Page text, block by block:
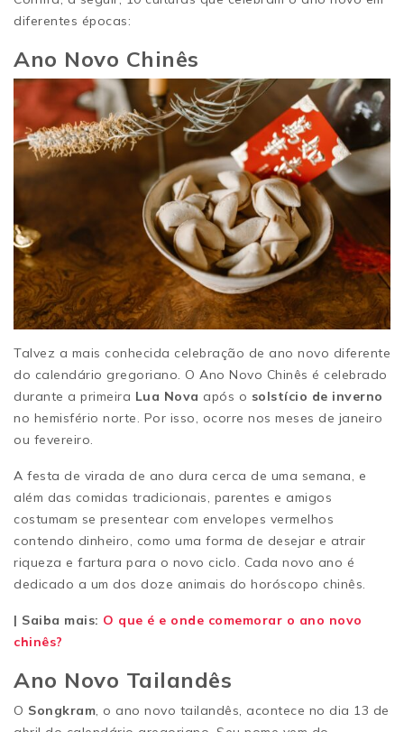
diferentes épocas:
Ano Novo Chinês
Talvez a mais conhecida celebração de ano novo diferente
do calendário gregoriano. O Ano Novo Chinês é celebrado
durante a primeira Lua Nova após o solstício de inverno
no hemisfério norte. Por isso, ocorre nos meses de janeiro
ou fevereiro.
A festa de virada de ano dura cerca de uma semana, e
além das comidas tradicionais, parentes e amigos
costumam se presentear com envelopes vermelhos
contendo dinheiro, como uma forma de desejar e atrair
riqueza e fartura para o novo ciclo. Cada novo ano é
dedicado a um dos doze animais do horóscopo chinês.
| Saiba mais: O que é e onde comemorar o ano novo
chinês?
Ano Novo Tailandês
O Songkram, o ano novo tailandês, acontece no dia 13 de